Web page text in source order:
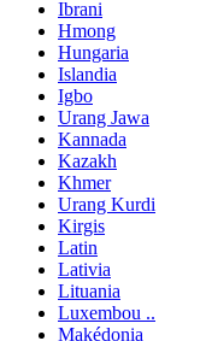
Ibrani
Hmong
Hungaria
Islandia
Igbo
Urang Jawa
Kannada
Kazakh
Khmer
Urang Kurdi
Kirgis
Latin
Lativia
Lituania
Luxembou ..
Makédonia